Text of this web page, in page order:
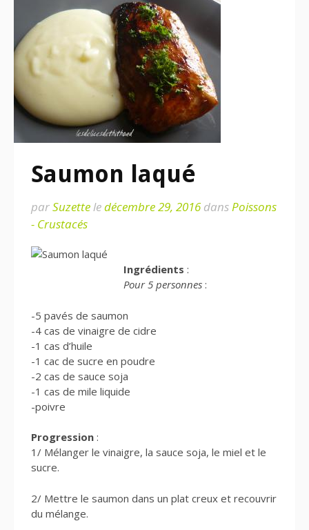
Saumon laqué
parSuzetteledécembre 29, 2016dansPoissons
- Crustacés
Ingrédients :
Pour 5 personnes:
-5 pavés de saumon
-4 cas de vinaigre de cidre
-1 cas d’huile
-1 cac de sucre en poudre
-2 cas de sauce soja
-1 cas de mile liquide
-poivre
Progression :
1/ Mélanger le vinaigre, la sauce soja, le miel et le
sucre.
2/ Mettre le saumon dans un plat creux et recouvrir
du mélange.